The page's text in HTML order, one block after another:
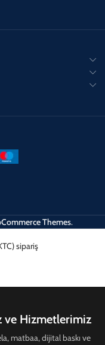
Themes.
sipariş
ve Hizmetlerimiz
matbaa, dijital baskı ve